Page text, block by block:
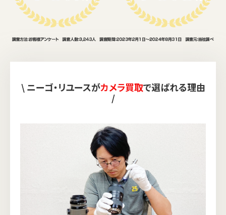
\ ニーゴ・リユースがカメラ買取で選ばれる理由
/